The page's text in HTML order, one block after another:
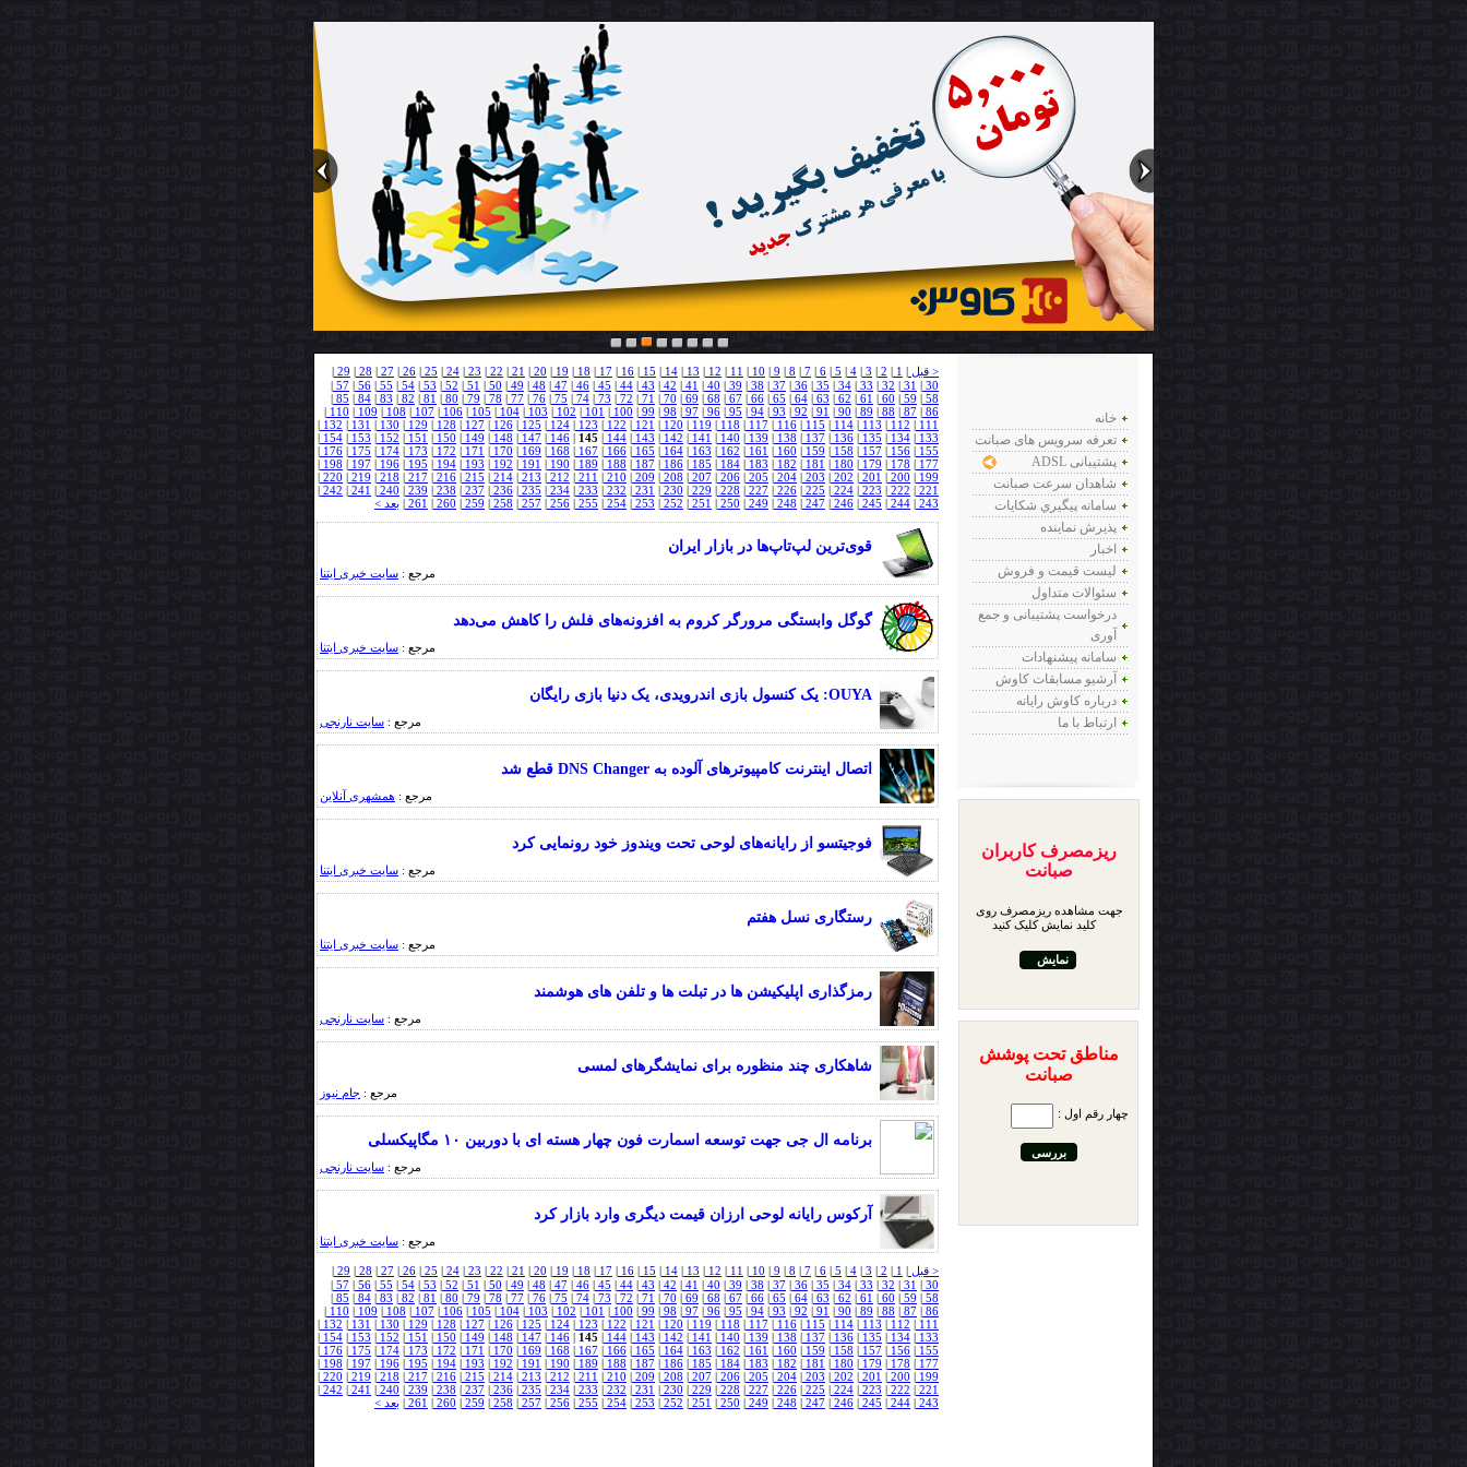
1 2 3 4 5 6 7
8
< قبل |
1
|
2
|
3
|
4
|
5
|
6
|
7
|
8
|
9
|
10
|
11
|
12
|
13
|
14
|
15
|
16
|
17
|
18
|
19
|
20
|
21
|
22
|
23
|
24
|
25
|
26
|
27
|
28
|
29
|
30
|
31
|
32
|
33
|
34
|
35
|
36
|
37
|
38
|
39
|
40
|
41
|
42
|
43
|
44
|
45
|
46
|
47
|
48
|
49
|
50
|
51
|
52
|
53
|
54
|
55
|
56
|
57
|
58
|
59
|
60
|
61
|
62
|
63
|
64
|
65
|
66
|
67
|
68
|
69
|
70
|
71
|
72
|
73
|
74
|
75
|
76
|
77
|
78
|
79
|
80
|
81
|
82
|
83
|
84
|
85
|
86
|
87
|
88
|
89
|
90
|
91
|
92
|
93
|
94
|
95
|
96
|
97
|
98
|
99
|
100
|
101
|
102
|
103
|
104
|
105
|
106
|
107
|
108
|
109
|
110
|
111
|
112
|
113
|
114
|
115
|
116
|
117
|
118
|
119
|
120
|
121
|
122
|
123
|
124
|
125
|
126
|
127
|
128
|
129
|
130
|
131
|
132
|
133
|
134
|
135
|
136
|
137
|
138
|
139
|
140
|
141
|
142
|
143
|
144
|
145
|
146
|
147
|
148
|
149
|
150
|
151
|
152
|
153
|
154
|
155
|
156
|
157
|
158
|
159
|
160
|
161
|
162
|
163
|
164
|
165
|
166
|
167
|
168
|
169
|
170
|
171
|
172
|
173
|
174
|
175
|
176
|
177
|
178
|
179
|
180
|
181
|
182
|
183
|
184
|
185
|
186
|
187
|
188
|
189
|
190
|
191
|
192
|
193
|
194
|
195
|
196
|
197
|
198
|
199
|
200
|
201
|
202
|
203
|
204
|
205
|
206
|
207
|
208
|
209
|
210
|
211
|
212
|
213
|
214
|
215
|
216
|
217
|
218
|
219
|
220
|
221
|
222
|
223
|
224
|
225
|
226
|
227
|
228
|
229
|
230
|
231
|
232
|
233
|
234
|
235
|
236
|
237
|
238
|
239
|
240
|
241
|
242
|
243
|
244
|
245
|
246
|
247
|
248
|
249
|
250
|
251
|
252
|
253
|
254
|
255
|
256
|
257
|
258
|
259
|
260
|
261
| بعد >
قوی‌ترین لپ‌تاپ‌ها در بازار ایران
مرجع : سایت خبری ایتنا
گوگل وابستگی مرورگر کروم به افزونه‌های فلش را کاهش می‌دهد
مرجع : سایت خبری ایتنا
OUYA: یک کنسول بازی اندرویدی، یک دنیا بازی رایگان
مرجع : سایت نارنجی
اتصال اینترنت کامپیوترهای آلوده به DNS Changer قطع شد
مرجع : همشهری آنلاین
فوجیتسو از رایانه‌های لوحی تحت ویندوز خود رونمایی کرد
مرجع : سایت خبری ایتنا
رستگاری نسل هفتم
مرجع : سایت خبری ایتنا
رمزگذاری اپلیکیشن ها در تبلت ها و تلفن های هوشمند
مرجع : سایت نارنجی
شاهکاری چند منظوره برای نمایشگرهای لمسی
مرجع : جام نیوز
برنامه ال جی جهت توسعه اسمارت فون چهار هسته ای با دوربین ۱۰ مگاپیکسلی
مرجع : سایت نارنجی
آرکوس رایانه لوحی ارزان قیمت دیگری وارد بازار کرد
مرجع : سایت خبری ایتنا
< قبل |
1
|
2
|
3
|
4
|
5
|
6
|
7
|
8
|
9
|
10
|
11
|
12
|
13
|
14
|
15
|
16
|
17
|
18
|
19
|
20
|
21
|
22
|
23
|
24
|
25
|
26
|
27
|
28
|
29
|
30
|
31
|
32
|
33
|
34
|
35
|
36
|
37
|
38
|
39
|
40
|
41
|
42
|
43
|
44
|
45
|
46
|
47
|
48
|
49
|
50
|
51
|
52
|
53
|
54
|
55
|
56
|
57
|
58
|
59
|
60
|
61
|
62
|
63
|
64
|
65
|
66
|
67
|
68
|
69
|
70
|
71
|
72
|
73
|
74
|
75
|
76
|
77
|
78
|
79
|
80
|
81
|
82
|
83
|
84
|
85
|
86
|
87
|
88
|
89
|
90
|
91
|
92
|
93
|
94
|
95
|
96
|
97
|
98
|
99
|
100
|
101
|
102
|
103
|
104
|
105
|
106
|
107
|
108
|
109
|
110
|
111
|
112
|
113
|
114
|
115
|
116
|
117
|
118
|
119
|
120
|
121
|
122
|
123
|
124
|
125
|
126
|
127
|
128
|
129
|
130
|
131
|
132
|
133
|
134
|
135
|
136
|
137
|
138
|
139
|
140
|
141
|
142
|
143
|
144
|
145
|
146
|
147
|
148
|
149
|
150
|
151
|
152
|
153
|
154
|
155
|
156
|
157
|
158
|
159
|
160
|
161
|
162
|
163
|
164
|
165
|
166
|
167
|
168
|
169
|
170
|
171
|
172
|
173
|
174
|
175
|
176
|
177
|
178
|
179
|
180
|
181
|
182
|
183
|
184
|
185
|
186
|
187
|
188
|
189
|
190
|
191
|
192
|
193
|
194
|
195
|
196
|
197
|
198
|
199
|
200
|
201
|
202
|
203
|
204
|
205
|
206
|
207
|
208
|
209
|
210
|
211
|
212
|
213
|
214
|
215
|
216
|
217
|
218
|
219
|
220
|
221
|
222
|
223
|
224
|
225
|
226
|
227
|
228
|
229
|
230
|
231
|
232
|
233
|
234
|
235
|
236
|
237
|
238
|
239
|
240
|
241
|
242
|
243
|
244
|
245
|
246
|
247
|
248
|
249
|
250
|
251
|
252
|
253
|
254
|
255
|
256
|
257
|
258
|
259
|
260
|
261
| بعد >
خانه
تعرفه سرویس های صبانت
ADSL پشتیبانی
شاهدان سرعت صبانت
سامانه پيگيري شكايات
پذيرش نماينده
اخبار
لیست قیمت و فروش
سئوالات متداول
درخواست پشتیبانی و جمع
آوری
سامانه پیشنهادات
آرشیو مسابقات کاوش
درباره کاوش رایانه
ارتباط با ما
ریزمصرف کاربران
صبانت
جهت مشاهده ریزمصرف روی
کلید نمایش کلیک کنید
مناطق تحت پوشش
صبانت
چهار رقم اول :